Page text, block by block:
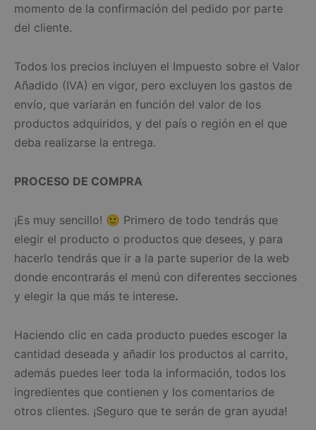
momento de la confirmación del pedido por parte
del cliente.
Todos los precios incluyen el Impuesto sobre el Valor
Añadido (IVA) en vigor, pero excluyen los gastos de
envío, que variarán en función del valor de los
productos adquiridos, y del país o región en el que
deba realizarse la entrega.
PROCESO DE COMPRA
¡Es muy sencillo! 🙂 Primero de todo tendrás que
elegir el producto o productos que desees, y para
hacerlo tendrás que ir a la parte superior de la web
donde encontrarás el menú con diferentes secciones
y elegir la que más te interese.
Haciendo clic en cada producto puedes escoger la
cantidad deseada y añadir los productos al carrito,
además puedes leer toda la información, todos los
ingredientes que contienen y los comentarios de
otros clientes. ¡Seguro que te serán de gran ayuda!